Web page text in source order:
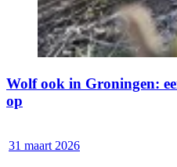
Wolf ook in Groningen:
op
31 maart 2026